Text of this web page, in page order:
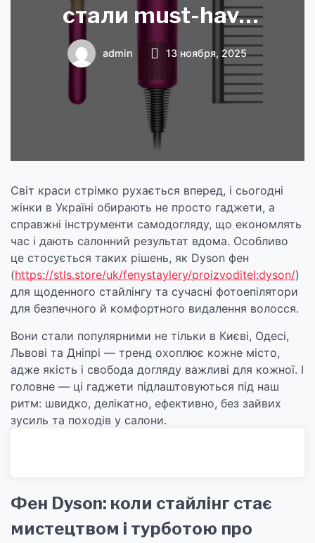
стали must-have
для сучасних
жінок: комфорт,
стиль і технології,
що змінюють
догляд
admin 13 ноября, 2025
Світ краси стрімко рухається вперед, і сьогодні
жінки в Україні обирають не просто гаджети, а
справжні інструменти самодогляду, що економлять
час і дають салонний результат вдома. Особливо
це стосується таких рішень, як Dyson фен
(https://stls.store/uk/fenystaylery/proizvoditel:dyson/)
для щоденного стайлінгу та сучасні фотоепілятори
для безпечного й комфортного видалення волосся.
Вони стали популярними не тільки в Києві, Одесі,
Львові та Дніпрі — тренд охоплює кожне місто,
адже якість і свобода догляду важливі для кожної. І
головне — ці гаджети підлаштовуються під наш
ритм: швидко, делікатно, ефективно, без зайвих
зусиль та походів у салони.
Фен Dyson: коли стайлінг стає
мистецтвом і турботою про